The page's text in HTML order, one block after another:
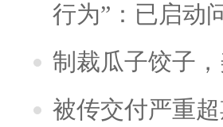
行为”：已启动
制裁瓜子饺子
被传交付严重